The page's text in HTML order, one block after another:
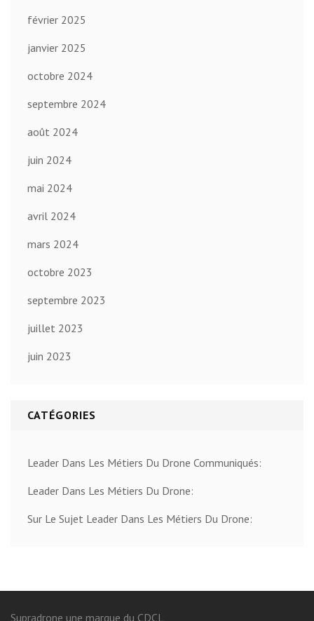
février 2025
janvier 2025
octobre 2024
septembre 2024
août 2024
juin 2024
mai 2024
avril 2024
mars 2024
octobre 2023
septembre 2023
juillet 2023
juin 2023
CATÉGORIES
Leader Dans Les Métiers Du Drone Communiqués:
Leader Dans Les Métiers Du Drone:
Sur Le Sujet Leader Dans Les Métiers Du Drone:
Supradrone une marque du CDCL